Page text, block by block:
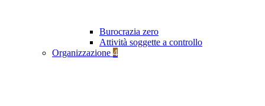
Burocrazia zero
Attività soggette a controllo
Organizzazione 4